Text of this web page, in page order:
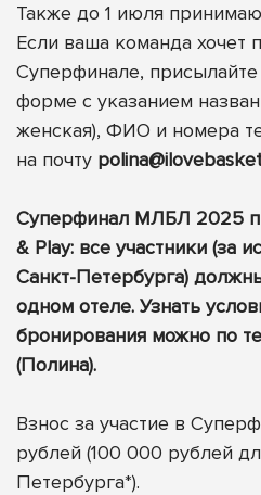
Также до 1 июля
Если ваша команда хочет
Суперфинале,
форме с указанием
женская), ФИО и номера
на почту
Суперфинал МЛБЛ 2025
& Play: все участники (за
Санкт-Петербурга)
одном отеле. Узнать
бронирования можно по
(Полина).
Взнос за участие в
рублей (100 000 рублей
Петербурга*).